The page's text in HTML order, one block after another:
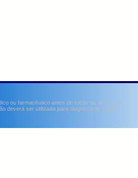
ou farmacêutico antes de iniciar ou alterar um
deverá ser utilizada para diagnosticar, curar,